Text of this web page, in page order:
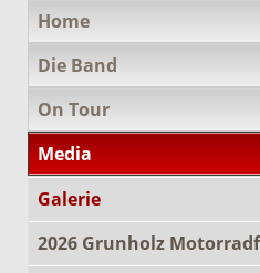
überspringen
Home
Die Band
On Tour
Media
Galerie
2026 Grunholz